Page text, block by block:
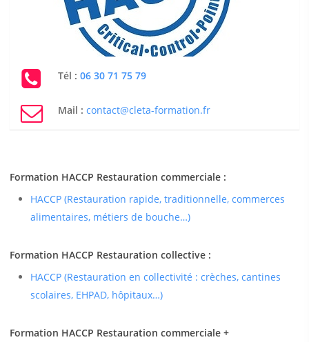
Tél : 06 30 71 75 79
Mail : contact@cleta-formation.fr
Formation HACCP Restauration commerciale :
HACCP (Restauration rapide, traditionnelle, commerces
alimentaires, métiers de bouche…)
Formation HACCP Restauration collective :
HACCP (Restauration en collectivité : crèches, cantines
scolaires, EHPAD, hôpitaux…)
Formation HACCP Restauration commerciale +